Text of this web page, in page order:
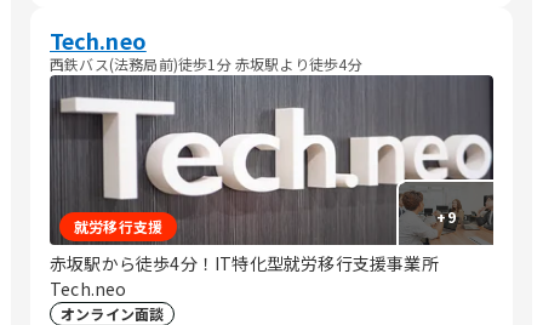
Tech.neo
西鉄バス(法務局前)徒歩1分 赤坂駅より徒歩4分
+9
就労移行支援
赤坂駅から徒歩4分！IT特化型就労移行支援事業所
Tech.neo
オンライン面談